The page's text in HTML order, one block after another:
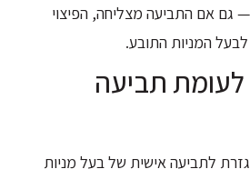
— גם אם התביעה מצליחה, הפיצוי
המניות התובע.
תביעה
לתביעה אישית של בעל מניות